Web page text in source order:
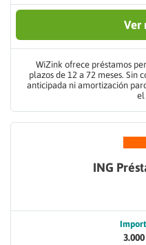
Ver
WiZink ofrece préstamos
plazos de 12 a 72 meses. Sin
anticipada ni amortización
el
ING